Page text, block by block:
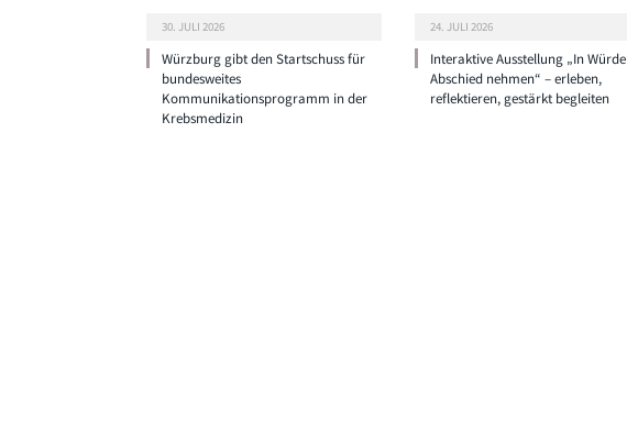
30. JULI 2026
Würzburg gibt den Startschuss für
bundesweites
Kommunikationsprogramm in der
Krebsmedizin
24. JULI 2026
Interaktive Ausstellung „In Würde
Abschied nehmen“ – erleben,
reflektieren, gestärkt begleiten